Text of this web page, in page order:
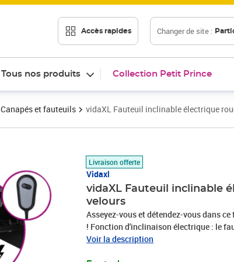
Accès rapides Changer de site :
Tous nos produits Collection Petit Prince
Canapés et fauteuils vidaXL Fauteuil inclinable électrique
Livraison offerte
Vidaxl
vidaXL Fauteuil inclinable
velours
Asseyez-vous et détendez-vous dans
! Fonction d'inclinaison électrique : le
électrique pour la fonction
Voir la description
Prix 239,89€